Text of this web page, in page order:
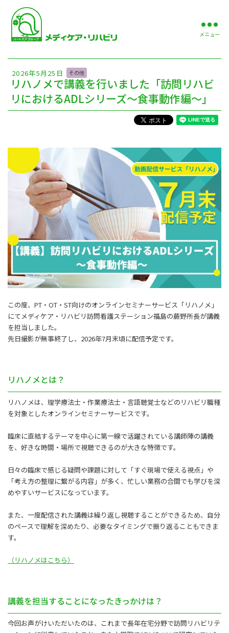
メニュー
2026年5月25日 その他
リハノメで講義を行いました「訪問リハビ
リにおけるADLシリーズ～食事動作編～」
この度、PT・OT・ST向けのオンラインセミナーサービス「リハノメ」
にてメディケア・リハビリ訪問看護ステーション福島の蕨野所長が講義
を担当しました。
先日撮影が無事終了し、2026年7月末頃に配信予定です。
リハノメとは？
リハノメは、理学療法士・作業療法士・言語聴覚士などのリハビリ職種
を対象としたオンラインセミナーサービスです。
臨床に直結するテーマを中心に第一線で活躍されている講師陣の講義
を、好きな時間・場所で視聴できるのが大きな特徴です。
日々の臨床で感じる疑問や課題に対して「すぐ現場で使える視点」や
「考え方の整理に繋がる内容」が多く、忙しい業務の合間でも学びを深
めやすいサービスになっています。
また、一度配信された講義は繰り返し視聴することができるため、自分
のペースで理解を深めたり、必要なタイミングで振り返ることもできま
す。
（リハノメはこちら）
講義を担当することになったきっかけは？
今回お声がけいただいたのは、これまで長年在宅分野で訪問リハビリテ